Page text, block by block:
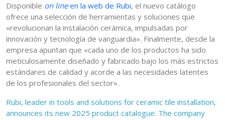
Disponible on lineen la web de Rubi, el nuevo catálogo
ofrece una selección de herramientas y soluciones que
«revolucionan la instalación cerámica, impulsadas por
innovación y tecnología de vanguardia». Finalmente, desde la
empresa apuntan que «cada uno de los productos ha sido
meticulosamente diseñado y fabricado bajo los más estrictos
estándares de calidad y acorde a las necesidades latentes
de los profesionales del sector».
Rubi, leader in tools and solutions for ceramic tile installation,
announces its new 2025 product catalogue. The company